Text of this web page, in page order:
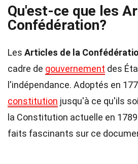
Qu'est-ce que les
Confédération?
Les Articles de la
cadre de gouvernement des
l'indépendance. Adoptés en
constitution jusqu'à ce qu'ils
la Constitution actuelle en
faits fascinants sur ce